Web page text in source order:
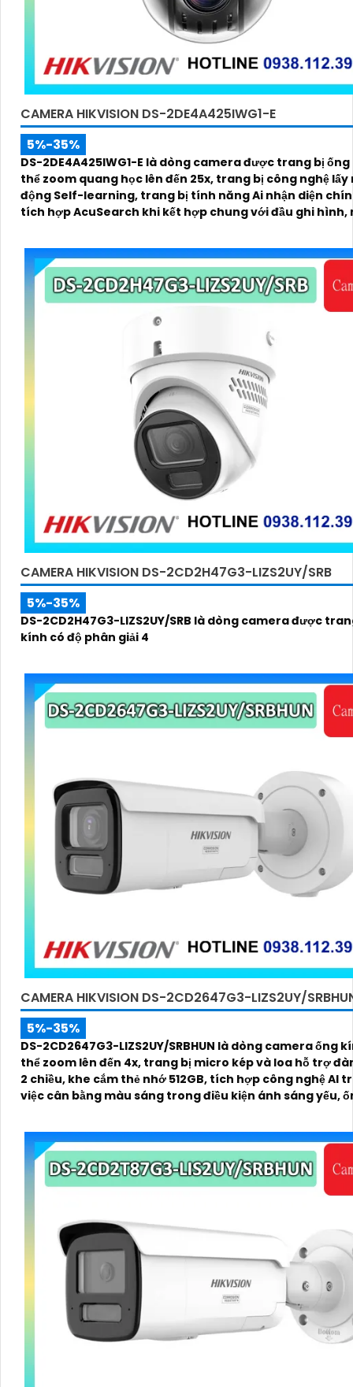
CAMERA HIKVISION DS-2DE4A425IWG1-E
5%-35%
DS-2DE4A425IWG1-E là dòng camera được trang bị
thể zoom quang học lên đến 25x, trang bị công nghệ
động Self-learning, trang bị tính năng Ai nhận diện
tích hợp AcuSearch khi kết hợp chung với đầu ghi hình,
CAMERA HIKVISION DS-2CD2H47G3-LIZS2UY/SRB
5%-35%
DS-2CD2H47G3-LIZS2UY/SRB là dòng camera được
kính có độ phân giải 4
CAMERA HIKVISION DS-2CD2647G3-LIZS2UY/
5%-35%
DS-2CD2647G3-LIZS2UY/SRBHUN là dòng camera ống
thể zoom lên đến 4x, trang bị micro kép và loa hỗ trợ
2 chiều, khe cắm thẻ nhớ 512GB, tích hợp công nghệ AI
việc cân bằng màu sáng trong điều kiện ánh sáng yếu,